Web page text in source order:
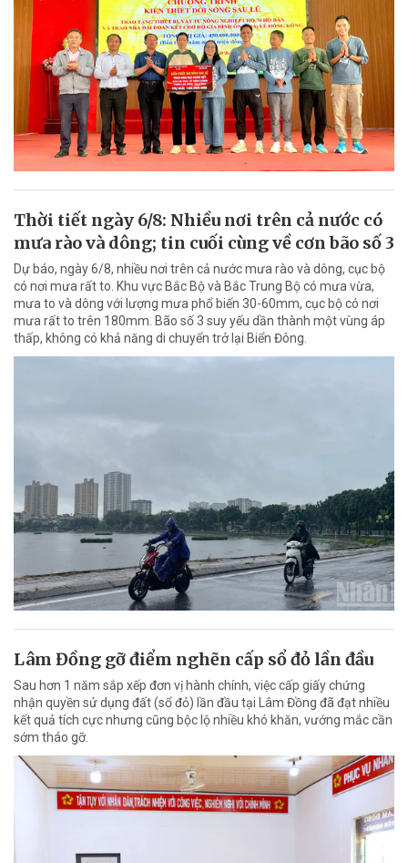
Thời tiết ngày 6/8: Nhiều nơi trên cả nước có
mưa rào và dông; tin cuối cùng về cơn bão số 3
Dự báo, ngày 6/8, nhiều nơi trên cả nước mưa rào và dông, cục bộ
có nơi mưa rất to. Khu vực Bắc Bộ và Bắc Trung Bộ có mưa vừa,
mưa to và dông với lượng mưa phổ biến 30-60mm, cục bộ có nơi
mưa rất to trên 180mm. Bão số 3 suy yếu dần thành một vùng áp
thấp, không có khả năng di chuyển trở lại Biển Đông.
Lâm Đồng gỡ điểm nghẽn cấp sổ đỏ lần đầu
Sau hơn 1 năm sắp xếp đơn vị hành chính, việc cấp giấy chứng
nhận quyền sử dụng đất (sổ đỏ) lần đầu tại Lâm Đồng đã đạt nhiều
kết quả tích cực nhưng cũng bộc lộ nhiều khó khăn, vướng mắc cần
sớm tháo gỡ.